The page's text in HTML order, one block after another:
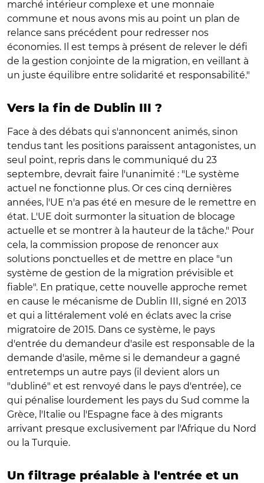
marché intérieur complexe et une monnaie
commune et nous avons mis au point un plan de
relance sans précédent pour redresser nos
économies. Il est temps à présent de relever le défi
de la gestion conjointe de la migration, en veillant à
un juste équilibre entre solidarité et responsabilité."
Vers la fin de Dublin III ?
Face à des débats qui s'annoncent animés, sinon
tendus tant les positions paraissent antagonistes, un
seul point, repris dans le communiqué du 23
septembre, devrait faire l'unanimité : "Le système
actuel ne fonctionne plus. Or ces cinq dernières
années, l'UE n'a pas été en mesure de le remettre en
état. L'UE doit surmonter la situation de blocage
actuelle et se montrer à la hauteur de la tâche." Pour
cela, la commission propose de renoncer aux
solutions ponctuelles et de mettre en place "un
système de gestion de la migration prévisible et
fiable". En pratique, cette nouvelle approche remet
en cause le mécanisme de Dublin III, signé en 2013
et qui a littéralement volé en éclats avec la crise
migratoire de 2015. Dans ce système, le pays
d'entrée du demandeur d'asile est responsable de la
demande d'asile, même si le demandeur a gagné
entretemps un autre pays (il devient alors un
"dubliné" et est renvoyé dans le pays d'entrée), ce
qui pénalise lourdement les pays du Sud comme la
Grèce, l'Italie ou l'Espagne face à des migrants
arrivant presque exclusivement par l'Afrique du Nord
ou la Turquie.
Un filtrage préalable à l'entrée et un